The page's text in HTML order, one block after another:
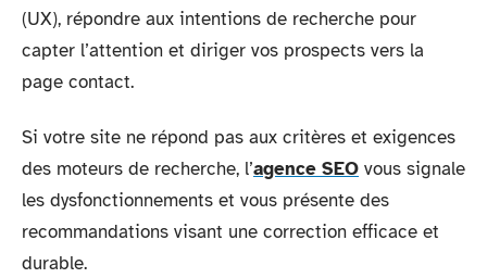
(UX), répondre aux intentions de recherche pour
capter l’attention et diriger vos prospects vers la
page contact.
Si votre site ne répond pas aux critères et exigences
des moteurs de recherche, l’agence SEO vous signale
les dysfonctionnements et vous présente des
recommandations visant une correction efficace et
durable.